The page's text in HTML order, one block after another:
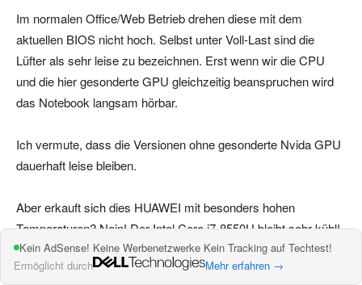
Im normalen Office/Web Betrieb drehen diese mit dem
aktuellen BIOS nicht hoch. Selbst unter Voll-Last sind die
Lüfter als sehr leise zu bezeichnen. Erst wenn wir die CPU
und die hier gesonderte GPU gleichzeitig beanspruchen wird
das Notebook langsam hörbar.
Ich vermute, dass die Versionen ohne gesonderte Nvida GPU
dauerhaft leise bleiben.
Aber erkauft sich dies HUAWEI mit besonders hohen
Temperaturen? Nein! Der Intel Core i7-8550U bleibt sehr kühl!
In der kurzen Turbo-Boost Phase können Temperaturen von
+- 80 Grad erreicht werden. Danach sinken die Temperaturen
Kein AdSense! Keine Werbenetzwerke Kein Tracking auf Techtest!
Ermöglicht durch
Mehr erfahren →